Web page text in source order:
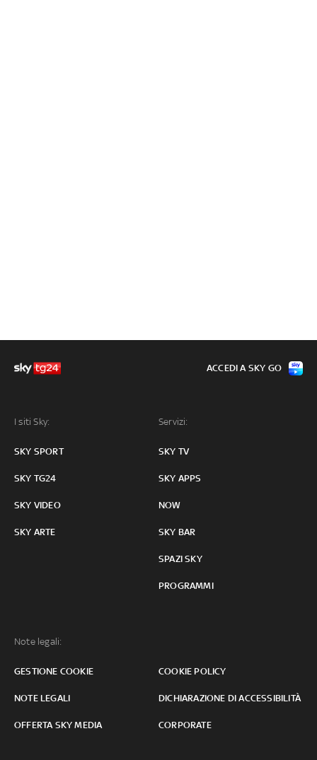
I siti Sky:
SKY SPORT
SKY TG24
SKY VIDEO
SKY ARTE
Servizi:
SKY TV
SKY APPS
NOW
SKY BAR
SPAZI SKY
PROGRAMMI
Note legali:
GESTIONE COOKIE COOKIE POLICY
NOTE LEGALI DICHIARAZIONE DI ACCESSIBILITÀ
OFFERTA SKY MEDIA CORPORATE
ACCEDI A SKY GO